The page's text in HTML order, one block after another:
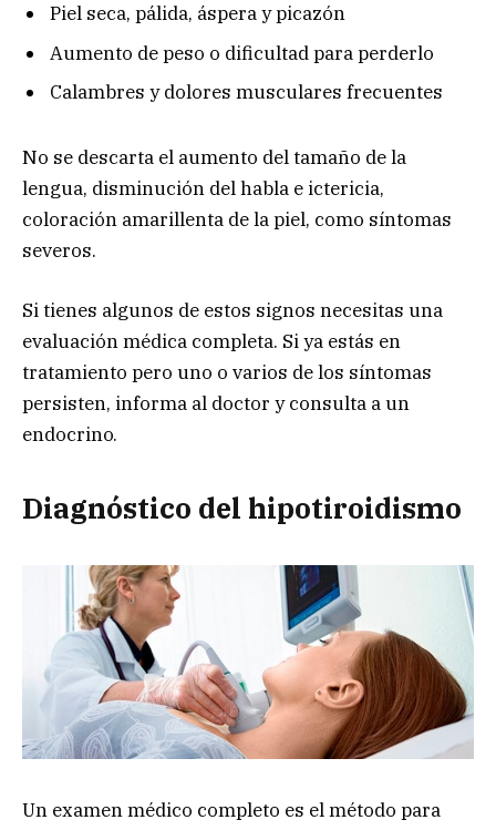
Piel seca, pálida, áspera y picazón
Aumento de peso o dificultad para perderlo
Calambres y dolores musculares frecuentes
No se descarta el aumento del tamaño de la
lengua, disminución del habla e ictericia,
coloración amarillenta de la piel, como síntomas
severos.
Si tienes algunos de estos signos necesitas una
evaluación médica completa. Si ya estás en
tratamiento pero uno o varios de los síntomas
persisten, informa al doctor y consulta a un
endocrino.
Diagnóstico del hipotiroidismo
Un examen médico completo es el método para